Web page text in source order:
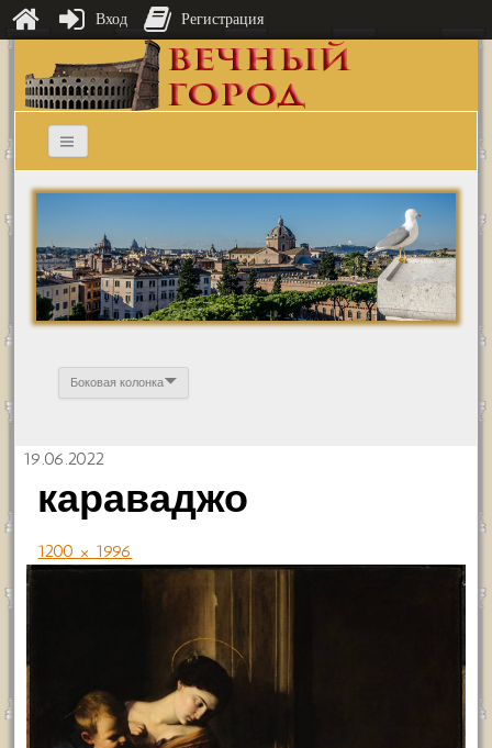
Боковая колонка
19.06.2022
караваджо
1200 × 1996
Вход Регистрация